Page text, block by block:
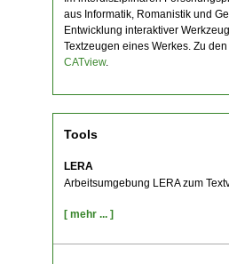
aus Informatik, Romanistik und
Entwicklung interaktiver
Textzeugen eines Werkes. Zu
CATview.
Tools
LERA
Arbeitsumgebung LERA zum
[ mehr ... ]